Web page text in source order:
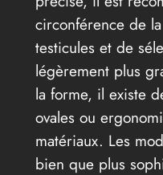
circonférence de
testicules et de
légèrement plus
la forme, il existe
ovales ou
matériaux. Les
bien que plus